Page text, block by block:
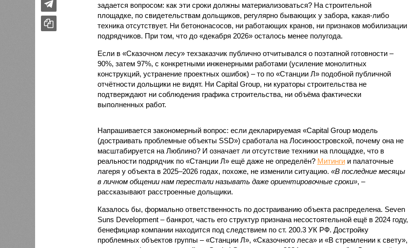
задается вопросом: как эти сроки должны материализоваться? На строительной
площадке, по свидетельствам дольщиков, регулярно бывающих у забора, какая-либо
техника отсутствует. Ни бетононасосов, ни работающих кранов, ни признаков мобилизации
подрядчиков. При том, что до «декабря 2026» осталось менее полугода.
Если в «Сказочном лесу» техзаказчик публично отчитывался о поэтапной готовности –
90%, затем 97%, с конкретными инженерными работами (усиление монолитных
конструкций, устранение проектных ошибок) – то по «Станции Л» подобной публичной
отчётности дольщики не видят. Ни Capital Group, ни кураторы строительства не
подтверждают ни соблюдения графика строительства, ни объёма фактически
выполненных работ.
Напрашивается закономерный вопрос: если декларируемая «Capital Group модель
(достраивать проблемные объекты SSD») сработала на Лосиноостровской, почему она не
масштабируется на Люблино? И означает ли отсутствие техники на площадке, что в
реальности подрядчик по «Станции Л» ещё даже не определён? Митингии палаточные
лагеря у объекта в 2025–2026 годах, похоже, не изменили ситуацию. «В последние месяцы
в личном общении нам перестали называть даже ориентировочные сроки», –
рассказывают расстроенные дольщики.
Казалось бы, формально ответственность по достраиванию объекта распределена. Seven
Suns Development – банкрот, часть его структур признана несостоятельной ещё в 2024 году,
бенефициар компании находится под следствием по ст. 200.3 УК РФ. Достройку
проблемных объектов группы – «Станции Л», «Сказочного леса» и «В стремлении к свету»,